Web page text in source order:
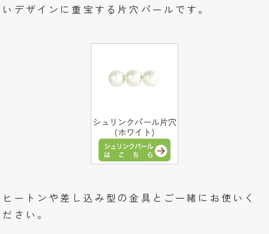
いデザインに重宝する片穴パールです。
シュリンクパール片穴
(ホワイト)
ヒートンや差し込み型の金具とご一緒にお使いく
ださい。